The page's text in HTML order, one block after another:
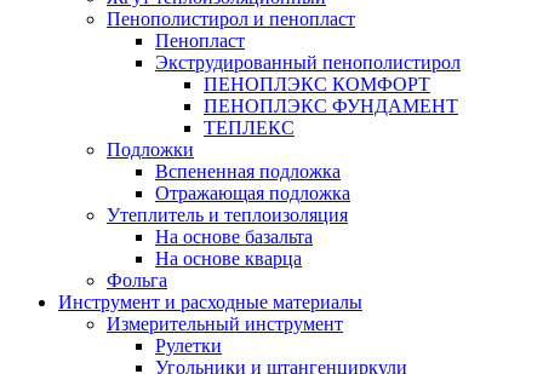
Пенополистирол и пенопласт
Пенопласт
Экструдированный пенополистирол
ПЕНОПЛЭКС КОМФОРТ
ПЕНОПЛЭКС ФУНДАМЕНТ
ТЕПЛЕКС
Подложки
Вспененная подложка
Отражающая подложка
Утеплитель и теплоизоляция
На основе базальта
На основе кварца
Фольга
Инструмент и расходные материалы
Измерительный инструмент
Рулетки
Угольники и штангенциркули